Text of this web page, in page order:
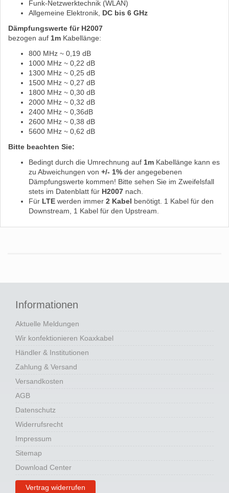
Funk-Netzwerktechnik (WLAN)
Allgemeine Elektronik, DC bis 6 GHz
Dämpfungswerte für H2007
bezogen auf 1m Kabellänge:
800 MHz ~ 0,19 dB
1000 MHz ~ 0,22 dB
1300 MHz ~ 0,25 dB
1500 MHz ~ 0,27 dB
1800 MHz ~ 0,30 dB
2000 MHz ~ 0,32 dB
2400 MHz ~ 0,36dB
2600 MHz ~ 0,38 dB
5600 MHz ~ 0,62 dB
Bitte beachten Sie:
Bedingt durch die Umrechnung auf 1m Kabellänge kann es
zu Abweichungen von +/- 1% der angegebenen
Dämpfungswerte kommen! Bitte sehen Sie im Zweifelsfall
stets im Datenblatt für H2007 nach.
Für LTE werden immer 2 Kabel benötigt. 1 Kabel für den
Downstream, 1 Kabel für den Upstream.
Informationen
Aktuelle Meldungen
Wir konfektionieren Koaxkabel
Händler & Institutionen
Zahlung & Versand
Versandkosten
AGB
Datenschutz
Widerrufsrecht
Impressum
Sitemap
Download Center
Vertrag widerrufen